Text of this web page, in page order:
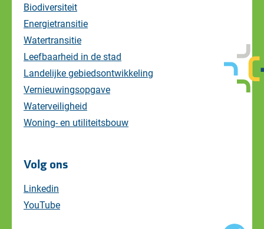
Biodiversiteit
Energietransitie
Watertransitie
Leefbaarheid in de stad
Landelijke gebiedsontwikkeling
Vernieuwingsopgave
Waterveiligheid
Woning- en utiliteitsbouw
Volg ons
Linkedin
YouTube